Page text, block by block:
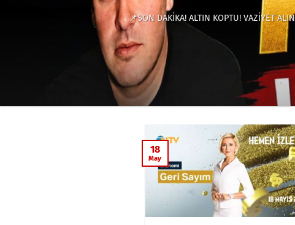
📌SON DAKİKA! ALTIN KOPTU! VAZİYET
18
May